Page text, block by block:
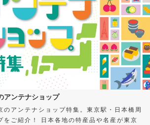
アンテナショップ
のアンテナショップ特集。東京駅・日本橋周
をご紹介！ 日本各地の特産品や名産が東京